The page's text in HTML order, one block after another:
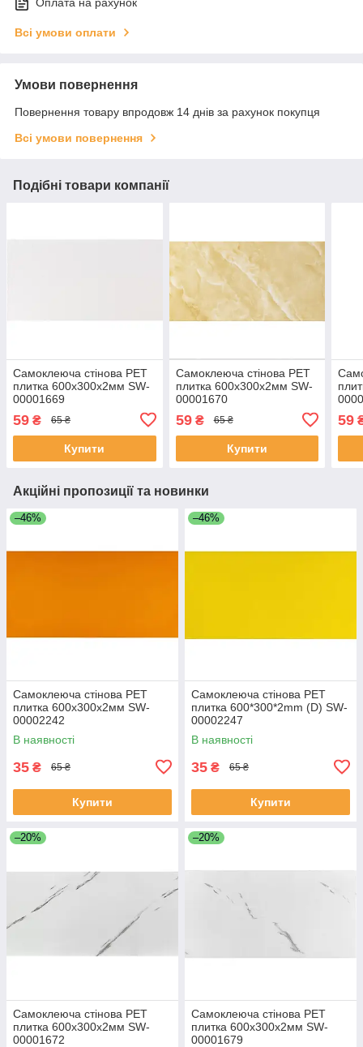
Оплата на рахунок
Всі умови оплати
Умови повернення
Повернення товару впродовж 14 днів за рахунок покупця
Всі умови повернення
Подібні товари компанії
Самоклеюча стінова PET
плитка 600х300х2мм SW-
00001669
59 ₴ 65 ₴
Купити
Самоклеюча стінова PET
плитка 600х300х2мм SW-
00001670
59₴ 65 ₴
Купити
59
Акційні пропозиції та новинки
–46%
Самоклеюча стінова PET
плитка 600х300х2мм SW-
00002242
В наявності
35 ₴ 65 ₴
Купити
–46%
Самоклеюча стінова PET
плитка 600*300*2mm (D) SW-
00002247
В наявності
35 ₴ 65 ₴
Купити
–20%
Самоклеюча стінова PET
плитка 600х300х2мм SW-
00001672
–20%
Самоклеюча стінова PET
плитка 600х300х2мм SW-
00001679